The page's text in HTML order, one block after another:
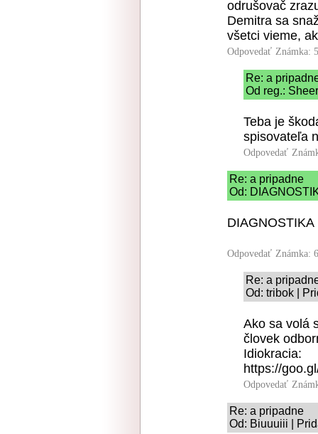
odrušovač
Demitra sa
všetci vieme,
Odpovedať Známka:
Re: a
Od reg.:
Teba je
spisovateľa
Odpovedať
Re: a pripadne
Od:
DIAGNOSTIKA
Odpovedať Známka:
Re: a
Od: tribok |
Ako sa volá
človek
Idiokracia:
https://
Odpovedať
Re: a pripadne
Od: Biuuuiii |